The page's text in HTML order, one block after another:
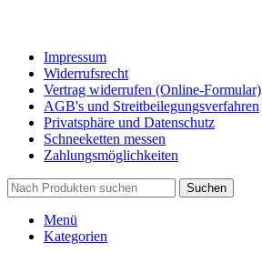
Impressum
Widerrufsrecht
Vertrag widerrufen (Online-Formular)
AGB's und Streitbeilegungsverfahren
Privatsphäre und Datenschutz
Schneeketten messen
Zahlungsmöglichkeiten
Suchen
Menü
Kategorien